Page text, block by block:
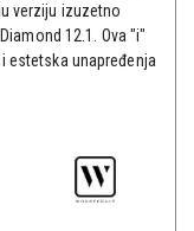
verziju izuzetno
12.1. Ova "i"
estetska unapređenja